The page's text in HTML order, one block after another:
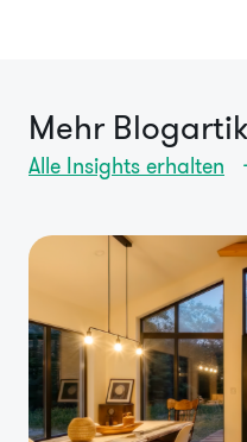
Mehr
Alle Insights erhalten